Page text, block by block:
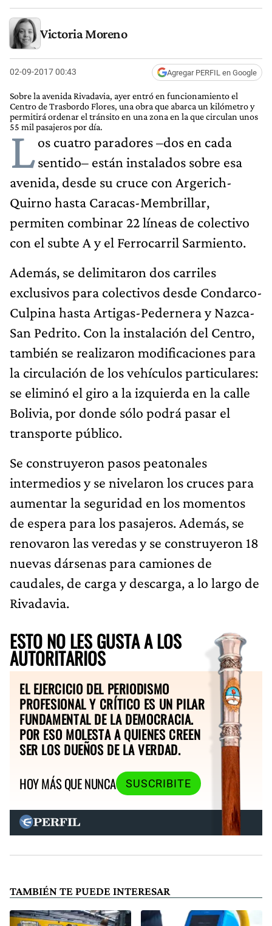
Victoria Moreno
02-09-2017 00:43 Agregar PERFIL en Google
Sobre la avenida Rivadavia, ayer entró en funcionamiento el
Centro de Trasbordo Flores, una obra que abarca un kilómetro y
permitirá ordenar el tránsito en una zona en la que circulan unos
55 mil pasajeros por día.
Los cuatro paradores –dos en cada
sentido– están instalados sobre esa
avenida, desde su cruce con Argerich-
Quirno hasta Caracas-Membrillar,
permiten combinar 22 líneas de colectivo
con el subte A y el Ferrocarril Sarmiento.
Además, se delimitaron dos carriles
exclusivos para colectivos desde Condarco-
Culpina hasta Artigas-Pedernera y Nazca-
San Pedrito. Con la instalación del Centro,
también se realizaron modificaciones para
la circulación de los vehículos particulares:
se eliminó el giro a la izquierda en la calle
Bolivia, por donde sólo podrá pasar el
transporte público.
Se construyeron pasos peatonales
intermedios y se nivelaron los cruces para
aumentar la seguridad en los momentos
de espera para los pasajeros. Además, se
renovaron las veredas y se construyeron 18
nuevas dársenas para camiones de
caudales, de carga y descarga, a lo largo de
Rivadavia.
ESTO NO LES GUSTA A LOS
AUTORITARIOS
EL EJERCICIO DEL PERIODISMO
PROFESIONAL Y CRÍTICO ES UN PILAR
FUNDAMENTAL DE LA DEMOCRACIA.
POR ESO MOLESTA A QUIENES CREEN
SER LOS DUEÑOS DE LA VERDAD.
HOY MÁS QUE NUNCA
SUSCRIBITE
TAMBIÉN TE PUEDE INTERESAR